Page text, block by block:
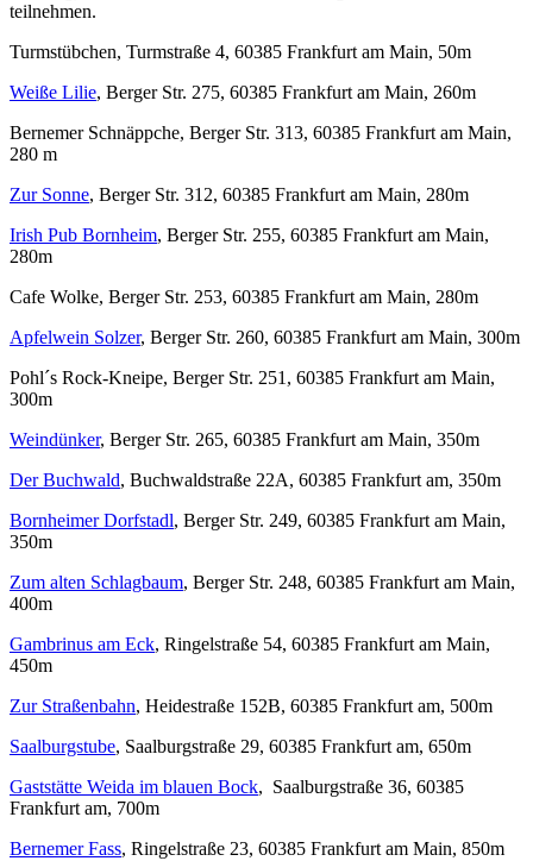
teilnehmen.
Turmstübchen, Turmstraße 4, 60385 Frankfurt am Main, 50m
Weiße Lilie, Berger Str. 275, 60385 Frankfurt am Main, 260m
Bernemer Schnäppche, Berger Str. 313, 60385 Frankfurt am Main,
280 m
Zur Sonne, Berger Str. 312, 60385 Frankfurt am Main, 280m
Irish Pub Bornheim, Berger Str. 255, 60385 Frankfurt am Main,
280m
Cafe Wolke, Berger Str. 253, 60385 Frankfurt am Main, 280m
Apfelwein Solzer, Berger Str. 260, 60385 Frankfurt am Main, 300m
Pohl´s Rock-Kneipe, Berger Str. 251, 60385 Frankfurt am Main,
300m
Weindünker, Berger Str. 265, 60385 Frankfurt am Main, 350m
Der Buchwald, Buchwaldstraße 22A, 60385 Frankfurt am, 350m
Bornheimer Dorfstadl, Berger Str. 249, 60385 Frankfurt am Main,
350m
Zum alten Schlagbaum, Berger Str. 248, 60385 Frankfurt am Main,
400m
Gambrinus am Eck, Ringelstraße 54, 60385 Frankfurt am Main,
450m
Zur Straßenbahn, Heidestraße 152B, 60385 Frankfurt am, 500m
Saalburgstube, Saalburgstraße 29, 60385 Frankfurt am, 650m
Gaststätte Weida im blauen Bock, Saalburgstraße 36, 60385
Frankfurt am, 700m
Bernemer Fass, Ringelstraße 23, 60385 Frankfurt am Main, 850m